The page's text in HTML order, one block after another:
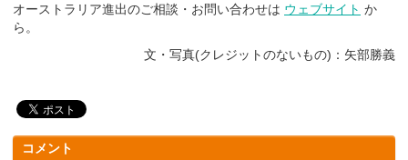
オーストラリア進出のご相談・お問い合わせは ウェブサイト か
ら。
文・写真(クレジットのないもの)：矢部勝義
コメント